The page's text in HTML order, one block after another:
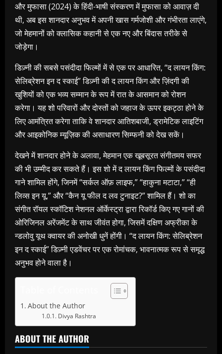
और मुफासा (2024) के हिंदी-भाषी संस्करण में मुफासा को आवाज़ दी
थी, अब इस शानदार अनुभव में अपनी खास गर्मजोशी और गंभीरता लाएंगे,
जो मेहमानों को क्लासिक कहानी से एक नए और बिंदास तरीके से
जोड़ेगा।
डिज़्नी की सबसे पसंदीदा फिल्मों में से एक पर आधारित, “द लायन किंग:
सेलिब्रेशन इन द स्काई” डिज़्नी की द लायन किंग और ज़िंदगी की
खुशियों को एक भव्य सम्मान के रूप में रात के आसमान को रोशन
करेगा। यह शो परिवारों और दोस्तों को जहाज के ऊपर इकट्ठा होने के
लिए आमंत्रित करेगा ताकि वे शानदार आतिशबाजी, ड्रामेटिक लाइटिंग
और आइकोनिक म्यूज़िक की असाधारण सिम्फनी को देख सकें।
देखने में शानदार होने के अलावा, मेहमान एक खूबसूरत संगीतमय सफर
की भी उम्मीद कर सकते हैं। इस शो में द लायन किंग फिल्मों के पसंदीदा
गाने शामिल होंगे, जिनमें “सर्कल ऑफ़ लाइफ,” “हाकुना मटाटा,” “ही
लिव्स इन यू,” और “कैन यू फील द लव टुनाइट?” शामिल हैं। शो का
संगीत रॉयल स्कॉटिश नेशनल ऑर्केस्ट्रा द्वारा रिकॉर्ड किए गए गानों की
ओरिजिनल अरेंजमेंट के साथ जीवंत होगा, जिसमें दक्षिण अफ्रीका के
न्डलोवु यूथ क्वायर की अनोखी धुनें होंगी। “द लायन किंग: सेलिब्रेशन
इन द स्काई” डिज़्नी एडवेंचर पर एक रोमांचक, भावनात्मक रूप से समृद्ध
अनुभव होने वाला है।
About the Author
Divya Rashtra
ABOUT THE AUTHOR